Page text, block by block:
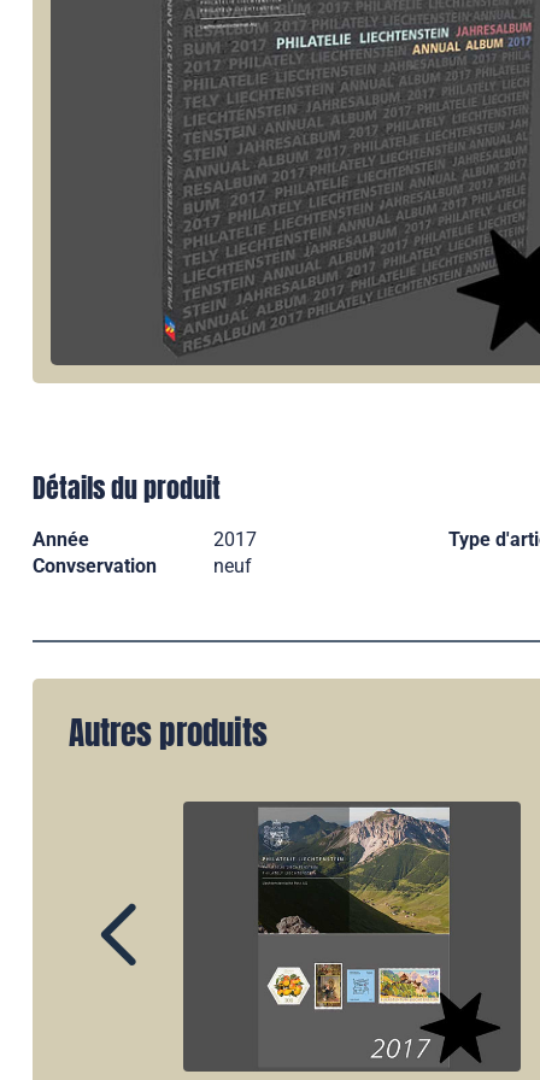
Détails du produit
Année 2017
Type
Convservation
neuf
Autres produits